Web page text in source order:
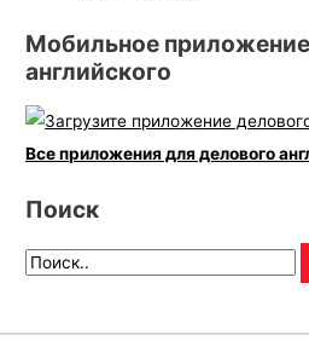
Мобильное
английского
Все приложения для делового
Поиск